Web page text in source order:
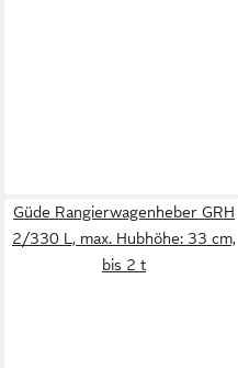
Güde Rangierwagenheber GRH
2/330 L, max. Hubhöhe: 33 cm,
bis 2 t